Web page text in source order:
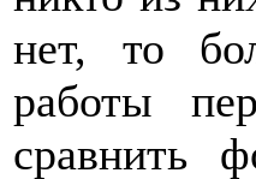
нет, то
работы
сравнить